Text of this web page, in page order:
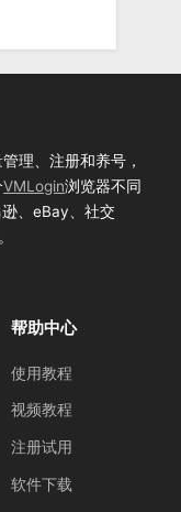
理、注册和养号，
VMLogin浏览器不同
、eBay、社交
帮助中心
使用教程
视频教程
注册试用
软件下载